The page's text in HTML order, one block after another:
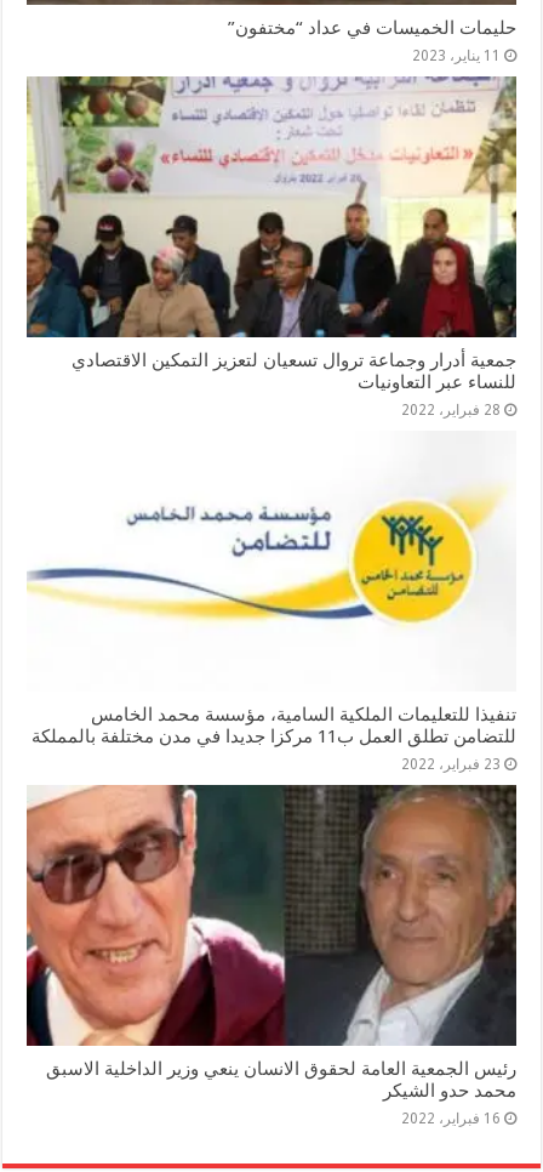
حليمات الخميسات في عداد “مختفون”
11 يناير، 2023
جمعية أدرار وجماعة تروال تسعيان لتعزيز التمكين الاقتصادي
للنساء عبر التعاونيات
28 فبراير، 2022
تنفيذا للتعليمات الملكية السامية، مؤسسة محمد الخامس
للتضامن تطلق العمل ب11 مركزا جديدا في مدن مختلفة بالمملكة
23 فبراير، 2022
رئيس الجمعية العامة لحقوق الانسان ينعي وزير الداخلية الاسبق
محمد حدو الشيكر
16 فبراير، 2022